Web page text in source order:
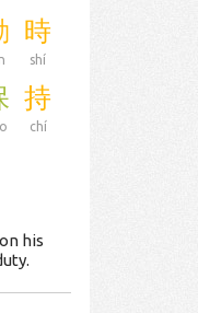
時
shí
持
chí
his